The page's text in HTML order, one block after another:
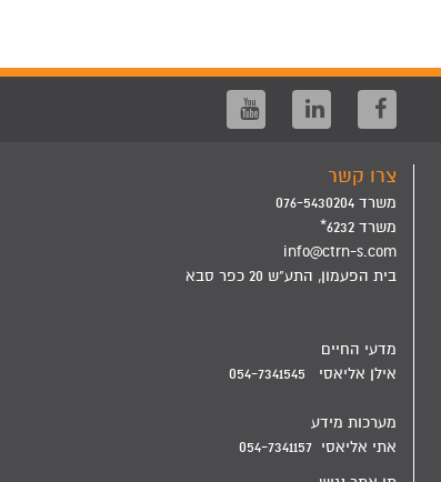
צרו קשר
משרד 076-5430204
משרד 6232*
info@ctrn-s.com
בית הפעמון, התע"ש 20 כפר סבא
מדעי החיים
אילן אליאסי 054-7341545
מערכות מידע
אתי אליאסי 054-7341157